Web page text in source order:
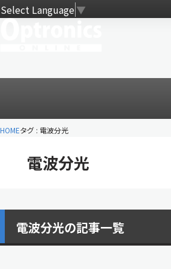
Select Language▼
HOMEタグ : 電波分光
電波分光
電波分光の記事一覧